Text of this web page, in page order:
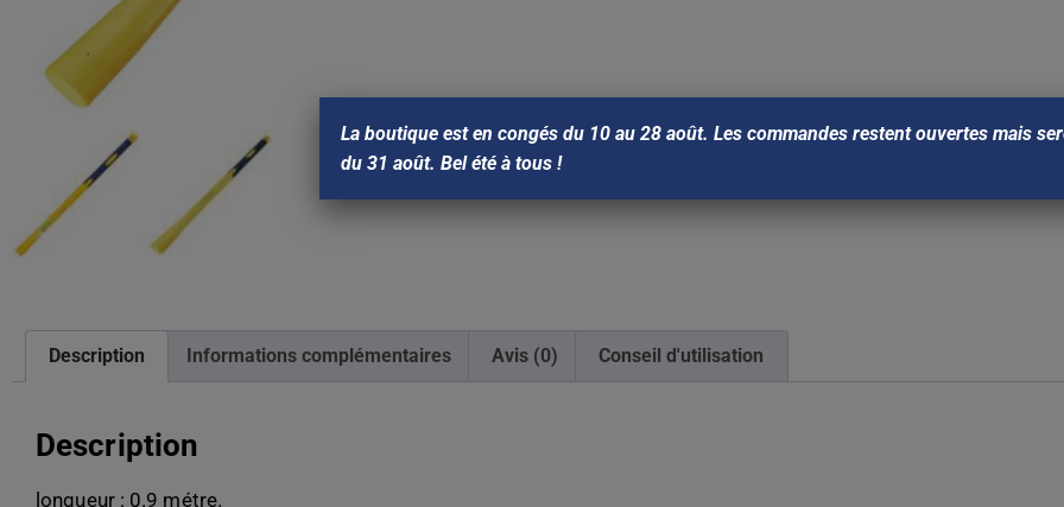
Description Informations complémentaires Avis (0) Conseil d'utilisation
Description
longueur : 0.9 métre.
La boutique est en congés du 10 au 28 août. Les commandes restent ouvertes mais
du 31 août. Bel été à tous !